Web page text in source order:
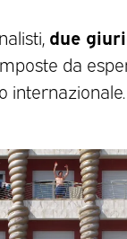
due
da
internazionale.